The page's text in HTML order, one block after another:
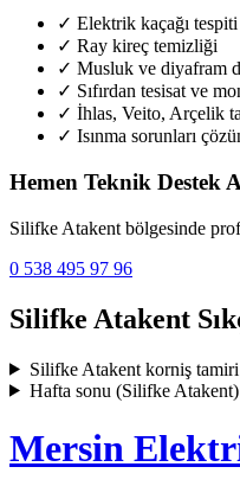
✓ Elektrik kaçağı tespiti
✓ Ray kireç temizliği
✓ Musluk ve diyafram
✓ Sıfırdan tesisat ve
✓ İhlas, Veito, Arçelik
✓ Isınma sorunları
Hemen Teknik Destek
Silifke Atakent bölgesinde
0 538 495 97 96
Silifke Atakent
Silifke Atakentkorniş tamiri
Hafta sonu (Silifke Atakent
Mersin